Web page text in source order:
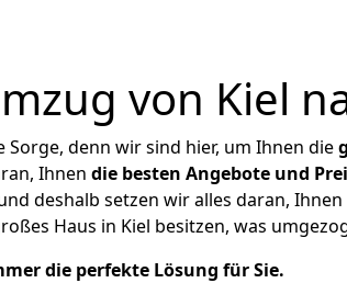
von Kiel
denn wir sind hier, um Ihnen die
Ihnen die besten Angebote und
deshalb setzen wir alles daran,
Haus in Kiel besitzen, was
die perfekte Lösung für Sie.